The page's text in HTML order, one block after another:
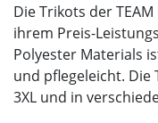
Die Trikots der
ihrem Preis-
Polyester Materials
und pflegeleicht. Die
3XL und in